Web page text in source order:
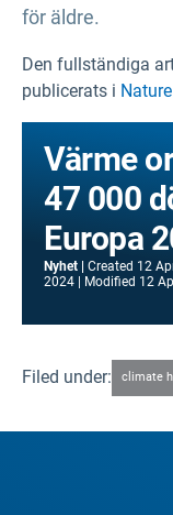
för äldre.
Den fullständiga
publicerats i
Värme
47 000
Europa
Nyhet Created 12
2024
Modified 12
Filed under: climate